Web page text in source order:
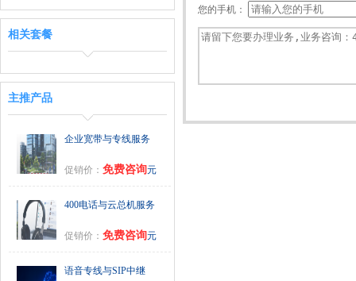
相关套餐
主推产品
企业宽带与专线服务
促销价： 免费咨询元
400电话与云总机服务
促销价： 免费咨询元
语音专线与SIP中继
您的手机：